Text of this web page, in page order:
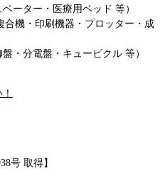
ーター・医療用ベッド 等）
合機・印刷機器・プロッター・成
・分電盤・キュービクル 等）
号 取得】